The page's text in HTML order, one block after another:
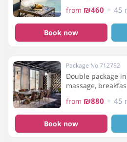
from ₪460 45
Book now
Package No 712752
Double package
massage,
from ₪880 45
Book now